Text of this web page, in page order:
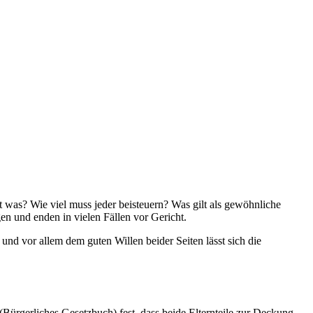
Wie viel muss jeder beisteuern? Was gilt als gewöhnliche
und enden in vielen Fällen vor Gericht.
vor allem dem guten Willen beider Seiten lässt sich die